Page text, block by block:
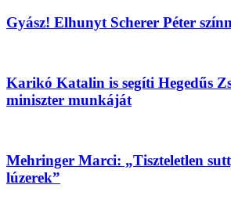
Gyász! Elhunyt Scherer Péter
Karikó Katalin is segíti Hegedűs
miniszter munkáját
Mehringer Marci: „Tiszteletlen
lúzerek”